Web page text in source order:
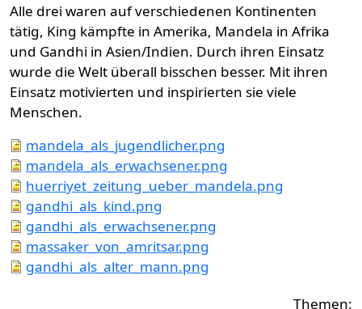
Alle drei waren auf verschiedenen Kontinenten
tätig, King kämpfte in Amerika, Mandela in Afrika
und Gandhi in Asien/Indien. Durch ihren Einsatz
wurde die Welt überall bisschen besser. Mit ihren
Einsatz motivierten und inspirierten sie viele
Menschen.
mandela_als_jugendlicher.png
mandela_als_erwachsener.png
huerriyet_zeitung_ueber_mandela.png
gandhi_als_kind.png
gandhi_als_erwachsener.png
massaker_von_amritsar.png
gandhi_als_alter_mann.png